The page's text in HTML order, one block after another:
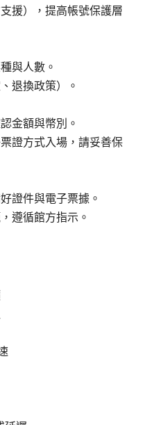
援），提高帳號保護層
與人數。
退換政策）。
金額與幣別。
證方式入場，請妥善保
證件與電子票據。
遵循館方指示。